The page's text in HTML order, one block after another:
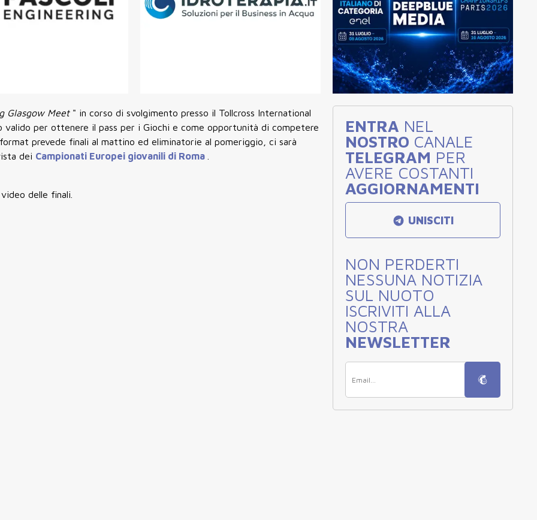
Glasgow Meet " in corso di svolgimento presso il Tollcross International
per ottenere il pass per i Giochi e come opportunità di competere
prevede finali al mattino ed eliminatorie al pomeriggio, ci sarà
dei Campionati Europei giovanili di Roma
delle finali.
ENTRA NEL
NOSTRO CANALE
TELEGRAM PER
AVERE COSTANTI
AGGIORNAMENTI
UNISCITI
NON PERDERTI
NESSUNA NOTIZIA
SUL NUOTO
ISCRIVITI ALLA
NOSTRA
NEWSLETTER